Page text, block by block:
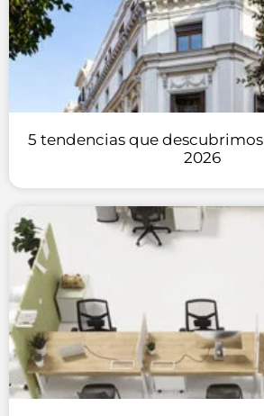
5 tendencias que descubrimos
2026